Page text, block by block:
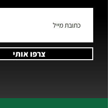
צרפו אותי